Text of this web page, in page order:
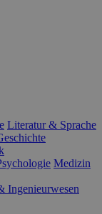
Literatur & Sprache
Medizin
Ingenieurwesen